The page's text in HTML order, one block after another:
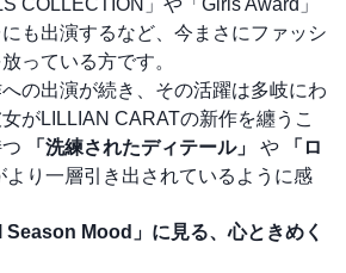
COLLECTION」や「Girls Award」
も出演するなど、今まさにファッシ
っている方です。
の出演が続き、その活躍は多岐にわ
がLILLIAN CARATの新作を纏うこ
「洗練されたディテール」 や
「ロ
より一層引き出されているように感
Season Mood」に見る、心ときめく